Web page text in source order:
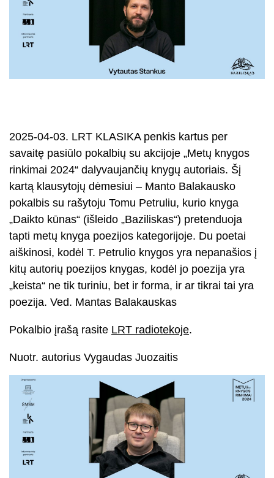
2025-04-03. LRT KLASIKA penkis kartus per
savaitę pasiūlo pokalbių su akcijoje „Metų knygos
rinkimai 2024“ dalyvaujančių knygų autoriais. Šį
kartą klausytojų dėmesiui – Manto Balakausko
pokalbis su rašytoju Tomu Petruliu, kurio knyga
„Daikto kūnas“ (išleido „Baziliskas“) pretenduoja
tapti metų knyga poezijos kategorijoje. Du poetai
aiškinosi, kodėl T. Petrulio knygos yra nepanašios į
kitų autorių poezijos knygas, kodėl jo poezija yra
„keista“ ne tik turiniu, bet ir forma, ir ar tikrai tai yra
poezija. Ved. Mantas Balakauskas
Pokalbio įrašą rasite LRT radiotekoje.
Nuotr. autorius Vygaudas Juozaitis